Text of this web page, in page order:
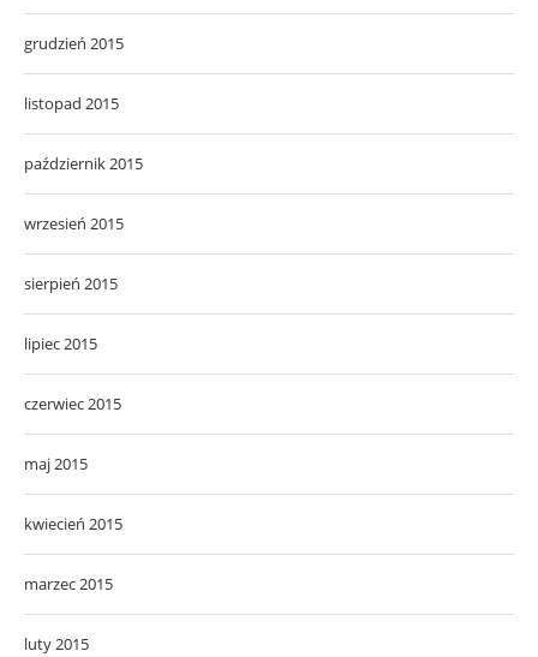
grudzień 2015
listopad 2015
październik 2015
wrzesień 2015
sierpień 2015
lipiec 2015
czerwiec 2015
maj 2015
kwiecień 2015
marzec 2015
luty 2015